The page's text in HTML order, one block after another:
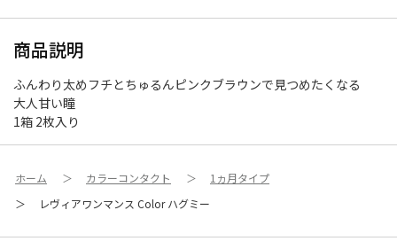
商品説明
ふんわり太めフチとちゅるんピンクブラウンで見つめたくなる
大人甘い瞳
1箱 2枚入り
ホーム ＞ カラーコンタクト ＞
1ヵ月タイプ
＞
レヴィアワンマンス Color ハグミー